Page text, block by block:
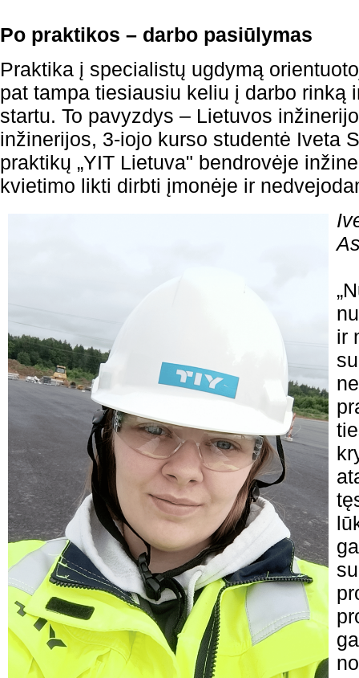
Po praktikos – darbo pasiūlymas
Praktika į specialistų ugdymą
pat tampa tiesiausiu keliu į darbo rinką
startu. To pavyzdys – Lietuvos
inžinerijos, 3-iojo kurso studentė Iveta
praktikų „YIT Lietuva" bendrovėje
kvietimo likti dirbti įmonėje ir
ir